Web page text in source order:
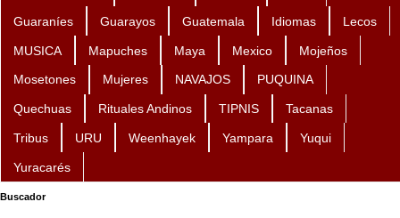
Guaraníes Guarayos Guatemala Idiomas Lecos
MUSICA Mapuches Maya Mexico Mojeños
Mosetones Mujeres NAVAJOS PUQUINA
Quechuas Rituales Andinos TIPNIS Tacanas
Tribus URU Weenhayek Yampara Yuqui
Yuracarés
Buscador